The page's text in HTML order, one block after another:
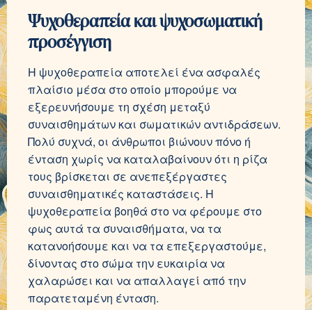
Ψυχοθεραπεία και ψυχοσωματική
προσέγγιση
Η ψυχοθεραπεία αποτελεί ένα ασφαλές
πλαίσιο μέσα στο οποίο μπορούμε να
εξερευνήσουμε τη σχέση μεταξύ
συναισθημάτων και σωματικών αντιδράσεων.
Πολύ συχνά, οι άνθρωποι βιώνουν πόνο ή
ένταση χωρίς να καταλαβαίνουν ότι η ρίζα
τους βρίσκεται σε ανεπεξέργαστες
συναισθηματικές καταστάσεις. Η
ψυχοθεραπεία βοηθά στο να φέρουμε στο
φως αυτά τα συναισθήματα, να τα
κατανοήσουμε και να τα επεξεργαστούμε,
δίνοντας στο σώμα την ευκαιρία να
χαλαρώσει και να απαλλαγεί από την
παρατεταμένη ένταση.